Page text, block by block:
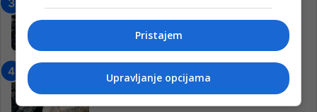
Pokrenuta kampanja za izgradnju
inkluzivnog centra!
Neretva zavijena u crno
13. Augusta 2024.
Pristajem
Upravljanje opcijama